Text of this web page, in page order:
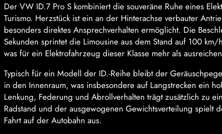
Der VW ID.7 Pro S kombiniert die souveräne Ruhe eines
Turismo. Herzstück ist ein an der Hinterachse verbauter
besonders direktes Ansprechverhalten ermöglicht. Die
Sekunden sprintet die Limousine aus dem Stand auf 100
was für ein Elektrofahrzeug dieser Klasse mehr als
Typisch für ein Modell der ID.-Reihe bleibt der
in den Innenraum, was insbesondere auf Langstrecken ein
Lenkung, Federung und Abrollverhalten trägt zusätzlich zu
Radstand und der ausgewogenen Gewichtsverteilung spielt
Fahrt auf der Autobahn aus.